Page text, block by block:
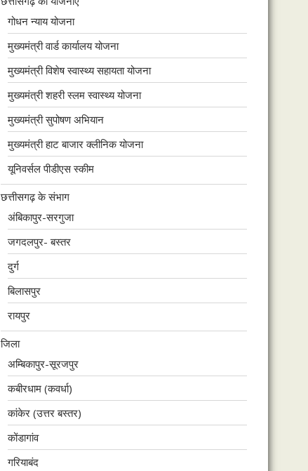
गोधन न्याय योजना
मुख्यमंत्री वार्ड कार्यालय योजना
मुख्यमंत्री विशेष स्वास्थ्य सहायता योजना
मुख्यमंत्री शहरी स्लम स्वास्थ्य योजना
मुख्यमंत्री सुपोषण अभियान
मुख्यमंत्री हाट बाजार क्लीनिक योजना
यूनिवर्सल पीडीएस स्कीम
छत्तीसगढ़ के संभाग
अंबिकापुर-सरगुजा
जगदलपुर- बस्तर
दुर्ग
बिलासपुर
रायपुर
जिला
अम्बिकापुर-सूरजपुर
कबीरधाम (कवर्धा)
कांकेर (उत्तर बस्तर)
कोंडागांव
गरियाबंद